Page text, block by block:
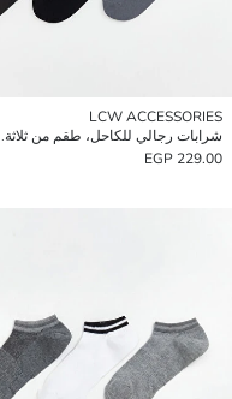
LCW ACCESSORIES
شرابات رجالي للكاحل، طقم من ثلاثة.
229.00 EGP